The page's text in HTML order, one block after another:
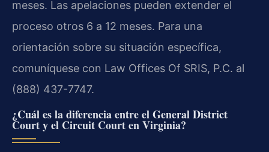
meses. Las apelaciones pueden extender el
proceso otros 6 a 12 meses. Para una
orientación sobre su situación específica,
comuníquese con Law Offices Of SRIS, P.C. al
(888) 437-7747.
¿Cuál es la diferencia entre el General District
Court y el Circuit Court en Virginia?